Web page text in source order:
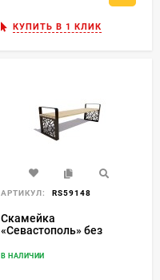
КУПИТЬ В 1 КЛИК
АРТИКУЛ: RS59148
Скамейка
«Севастополь» без
В НАЛИЧИИ